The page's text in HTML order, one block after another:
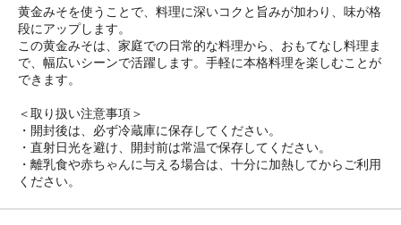
黄金みそを使うことで、料理に深いコクと旨みが加わり、味が格
段にアップします。
この黄金みそは、家庭での日常的な料理から、おもてなし料理ま
で、幅広いシーンで活躍します。手軽に本格料理を楽しむことが
できます。
＜取り扱い注意事項＞
・開封後は、必ず冷蔵庫に保存してください。
・直射日光を避け、開封前は常温で保存してください。
・離乳食や赤ちゃんに与える場合は、十分に加熱してからご利用
ください。